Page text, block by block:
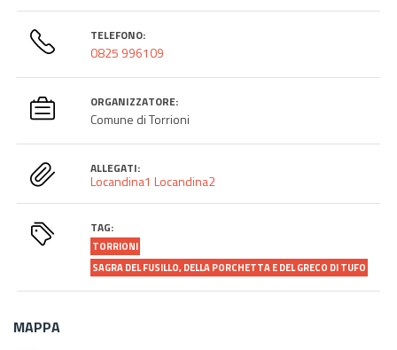
TELEFONO:
0825 996109
ORGANIZZATORE:
Comune di Torrioni
ALLEGATI:
Locandina1Locandina2
TAG:
TORRIONI
SAGRA DEL FUSILLO, DELLA PORCHETTA E DEL GRECO DI TUFO
MAPPA